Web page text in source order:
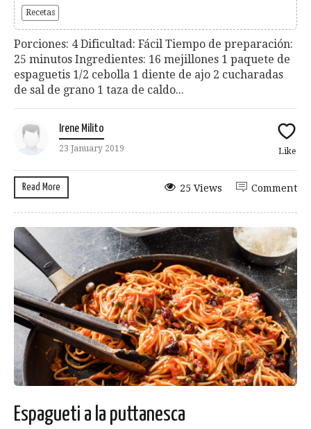
Recetas
Porciones: 4 Dificultad: Fácil Tiempo de preparación:
25 minutos Ingredientes: 16 mejillones 1 paquete de
espaguetis 1/2 cebolla 1 diente de ajo 2 cucharadas
de sal de grano 1 taza de caldo...
Irene Milito
23 January 2019 Like
Read More Comment
25 Views
Espagueti a la puttanesca